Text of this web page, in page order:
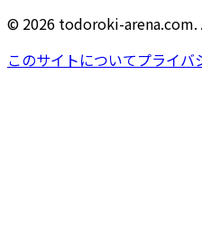
© 2026 todoroki-arena.com.
このサイトについてプライバ